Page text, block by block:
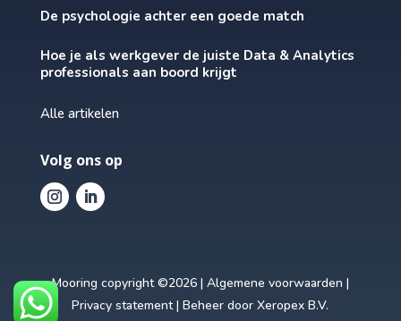
De psychologie achter een goede match
Hoe je als werkgever de juiste Data & Analytics
professionals aan boord krijgt
Alle artikelen
Volg ons op
Mooring copyright ©2026 | Algemene voorwaarden |
Privacy statement| Beheer doorXeropex B.V.